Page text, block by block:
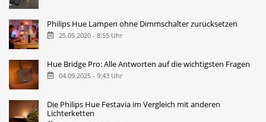
Philips Hue Lampen ohne Dimmschalter zurücksetzen
25.05.2020 - 8:55 Uhr
Hue Bridge Pro: Alle Antworten auf die wichtigsten Fragen
04.09.2025 - 9:43 Uhr
Die Philips Hue Festavia im Vergleich mit anderen
Lichterketten